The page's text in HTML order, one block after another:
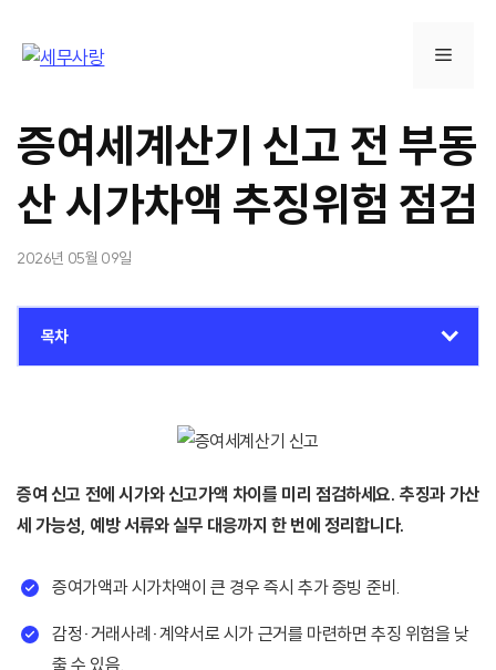
메
증여세계산기 신고 전 부동
산 시가차액 추징위험 점검
2026년 05월 09일
목차
증여 신고 전에 시가와 신고가액 차이를 미리 점검하세요. 추징과 가산
세 가능성, 예방 서류와 실무 대응까지 한 번에 정리합니다.
증여가액과 시가차액이 큰 경우 즉시 추가 증빙 준비.
감정·거래사례·계약서로 시가 근거를 마련하면 추징 위험을 낮
출 수 있음.